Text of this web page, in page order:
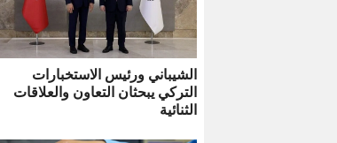
الشيباني ورئيس الاستخبارات
التركي يبحثان التعاون والعلاقات
الثنائية